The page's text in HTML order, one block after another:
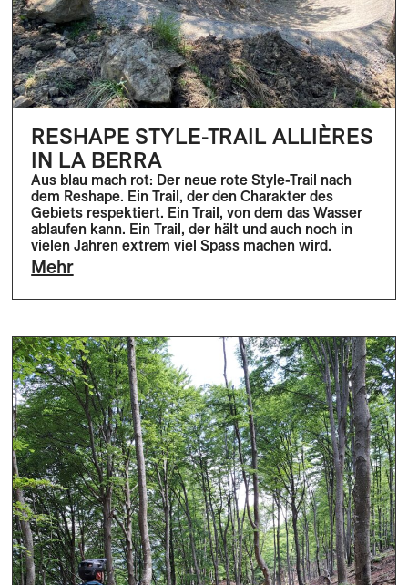
RESHAPE STYLE-TRAIL ALLIÈRES
IN LA BERRA
Aus blau mach rot: Der neue rote Style-Trail nach
dem Reshape. Ein Trail, der den Charakter des
Gebiets respektiert. Ein Trail, von dem das Wasser
ablaufen kann. Ein Trail, der hält und auch noch in
vielen Jahren extrem viel Spass machen wird.
Mehr